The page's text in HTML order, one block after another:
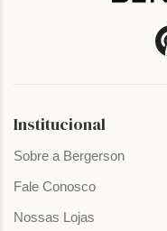
Institucional
Sobre a Bergerson
Fale Conosco
Nossas Lojas